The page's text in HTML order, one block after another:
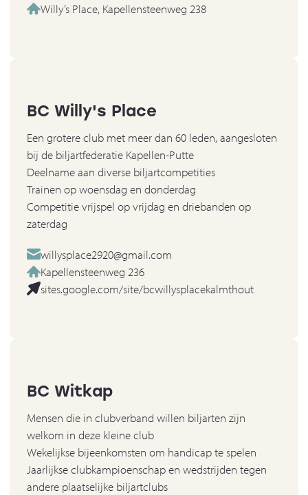
Willy’s Place, Kapellensteenweg 238
BC Willy's Place
Een grotere club met meer dan 60 leden, aangesloten
bij de biljartfederatie Kapellen-Putte
Deelname aan diverse biljartcompetities
Trainen op woensdag en donderdag
Competitie vrijspel op vrijdag en driebanden op
zaterdag
willysplace2920@gmail.com
Kapellensteenweg 236
sites.google.com/site/bcwillysplacekalmthout
BC Witkap
Mensen die in clubverband willen biljarten zijn
welkom in deze kleine club
Wekelijkse bijeenkomsten om handicap te spelen
Jaarlijkse clubkampioenschap en wedstrijden tegen
andere plaatselijke biljartclubs